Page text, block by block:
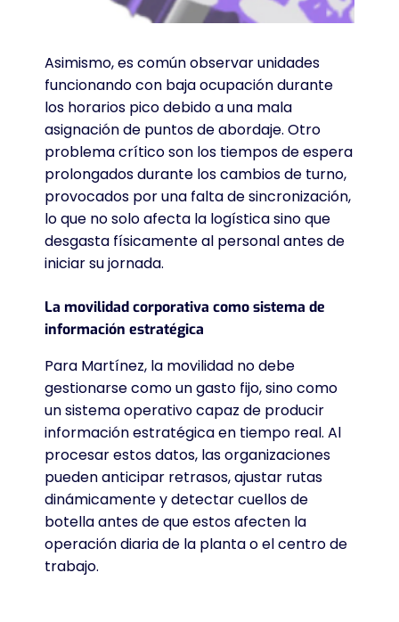
Asimismo, es común observar unidades
funcionando con baja ocupación durante
los horarios pico debido a una mala
asignación de puntos de abordaje. Otro
problema crítico son los tiempos de espera
prolongados durante los cambios de turno,
provocados por una falta de sincronización,
lo que no solo afecta la logística sino que
desgasta físicamente al personal antes de
iniciar su jornada.
La movilidad corporativa como sistema de
información estratégica
Para Martínez, la movilidad no debe
gestionarse como un gasto fijo, sino como
un sistema operativo capaz de producir
información estratégica en tiempo real. Al
procesar estos datos, las organizaciones
pueden anticipar retrasos, ajustar rutas
dinámicamente y detectar cuellos de
botella antes de que estos afecten la
operación diaria de la planta o el centro de
trabajo.